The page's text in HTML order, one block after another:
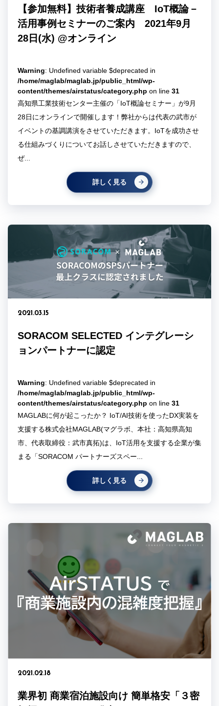
【参加無料】技術者養成講座 IoT概論－
活用事例セミナーのご案内 2021年9月
28日(水) @オンライン
Warning: Undefined variable $deprecated in
/home/maglab/maglab.jp/public_html/wp-
content/themes/airstatus/category.php on line 31
高知県工業技術センター主催の「IoT概論セミナー」が9月
28日にオンラインで開催します！弊社からは代表の武市が
イベントの基調講演をさせていただきます。IoTを成功させ
る仕組みづくりについてお話しさせていただきますので、
ぜ...
詳しく見る
2021.03.15
SORACOM SELECTED インテグレーシ
ョンパートナーに認定
Warning: Undefined variable $deprecated in
/home/maglab/maglab.jp/public_html/wp-
content/themes/airstatus/category.php on line 31
MAGLABに何が起こったか？ IoT/AI技術を使ったDX実装を
支援する株式会社MAGLAB(マグラボ、本社：高知県高知
市、代表取締役：武市真拓)は、IoT活用を支援する企業が集
まる「SORACOM パートナーズスペー...
詳しく見る
2021.02.18
業界初 商業宿泊施設向け 簡単格安「３密